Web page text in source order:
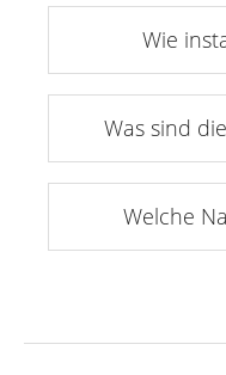
Wie
Was sind
Welche